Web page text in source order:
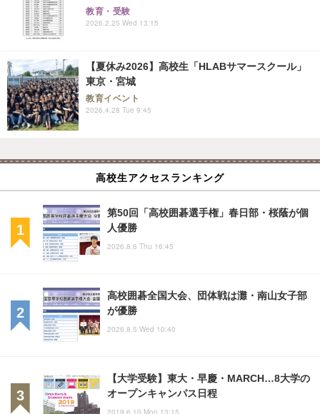
教育・受験
2026.2.25 Wed 13:15
【夏休み2026】高校生「HLABサマースクール」
東京・宮城
教育イベント
2026.4.28 Tue 9:45
高校生アクセスランキング
第50回「高校囲碁選手権」春日部・桜蔭が個
人優勝
2026.8.6 Thu 16:45
高校囲碁全国大会、団体戦は灘・南山女子部
が優勝
2026.8.5 Wed 10:40
【大学受験】東大・早慶・MARCH…8大学の
オープンキャンパス日程
2019.6.10 Mon 13:15